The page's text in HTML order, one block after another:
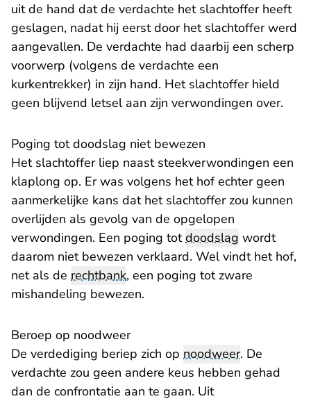
uit de hand dat de verdachte het slachtoffer heeft
geslagen, nadat hij eerst door het slachtoffer werd
aangevallen. De verdachte had daarbij een scherp
voorwerp (volgens de verdachte een
kurkentrekker) in zijn hand. Het slachtoffer hield
geen blijvend letsel aan zijn verwondingen over.
Poging tot doodslag niet bewezen
Het slachtoffer liep naast steekverwondingen een
klaplong op. Er was volgens het hof echter geen
aanmerkelijke kans dat het slachtoffer zou kunnen
overlijden als gevolg van de opgelopen
verwondingen. Een poging totdoodslag wordt
daarom niet bewezen verklaard. Wel vindt het hof,
net als de rechtbank, een poging tot zware
mishandeling bewezen.
Beroep op noodweer
De verdediging beriep zich op noodweer. De
verdachte zou geen andere keus hebben gehad
dan de confrontatie aan te gaan. Uit